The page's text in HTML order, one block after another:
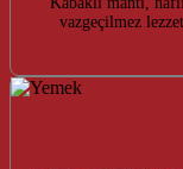
vazgeçilmez